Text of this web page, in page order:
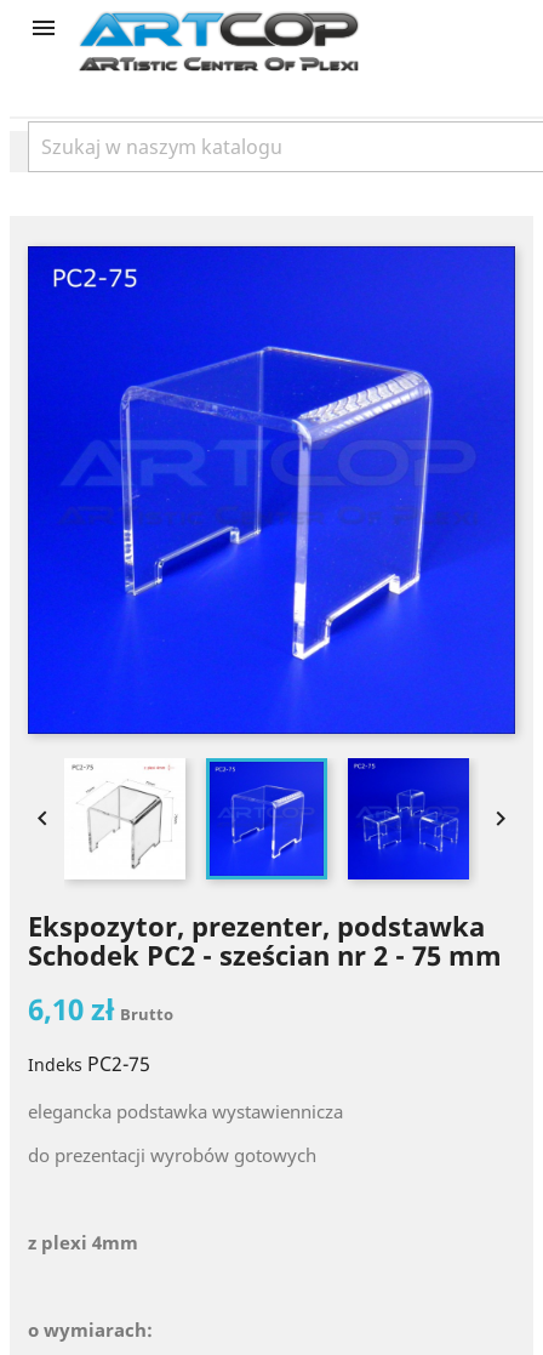
product

 
Ekspozytor, prezenter, podstawka
Schodek PC2 - sześcian nr 2 - 75 mm
6,10 zł Brutto
Indeks PC2-75
elegancka podstawka wystawiennicza
do prezentacji wyrobów gotowych
z plexi 4mm
o wymiarach: